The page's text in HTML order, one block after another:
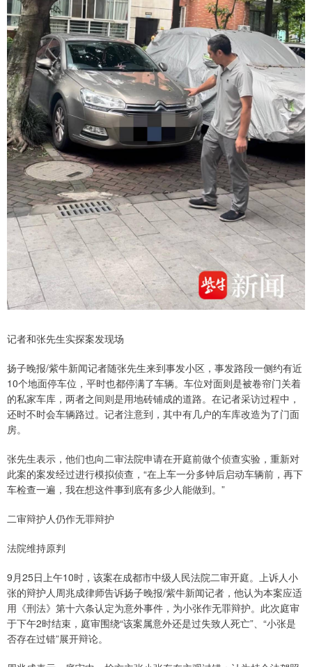
记者和张先生实探案发现场
扬子晚报/紫牛新闻记者随张先生来到事发小区，事发路段一侧约有近
10个地面停车位，平时也都停满了车辆。车位对面则是被卷帘门关着
的私家车库，两者之间则是用地砖铺成的道路。在记者采访过程中，
还时不时会车辆路过。记者注意到，其中有几户的车库改造为了门面
房。
张先生表示，他们也向二审法院申请在开庭前做个侦查实验，重新对
此案的案发经过进行模拟侦查，“在上车一分多钟后启动车辆前，再下
车检查一遍，我在想这件事到底有多少人能做到。”
二审辩护人仍作无罪辩护
法院维持原判
9月25日上午10时，该案在成都市中级人民法院二审开庭。上诉人小
张的辩护人周兆成律师告诉扬子晚报/紫牛新闻记者，他认为本案应适
用《刑法》第十六条认定为意外事件，为小张作无罪辩护。此次庭审
于下午2时结束，庭审围绕“该案属意外还是过失致人死亡”、“小张是
否存在过错”展开辩论。